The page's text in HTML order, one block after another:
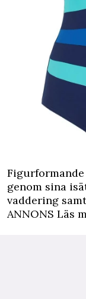
genom sina
vaddering
ANNONS Läs